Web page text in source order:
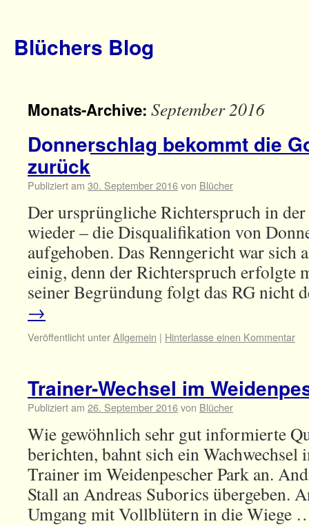
Blüchers Blog
Monats-Archive: September 2016
Donnerschlag bekommt die
zurück
Publiziert am 30. September 2016von Blücher
Der ursprüngliche Richterspruch in
wieder – die Disqualifikation von
aufgehoben. Das Renngericht war sich
einig, denn der Richterspruch erfolgte
seiner Begründung folgt das RG
→
Veröffentlicht unterAllgemein | Hinterlasse einen Kommentar
Trainer-Wechsel im
Publiziert am 26. September 2016von Blücher
Wie gewöhnlich sehr gut informierte
berichten, bahnt sich ein Wachwechsel
Trainer im Weidenpescher Park an.
Stall an Andreas Suborics übergeben.
Umgang mit Vollblütern in die Wiege